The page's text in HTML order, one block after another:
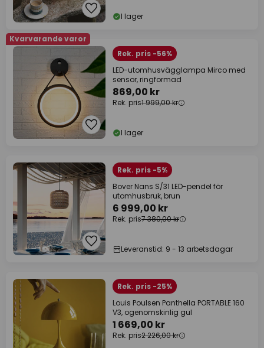
I lager
Kvarvarande varor
Rek. pris -56%
LED-utomhusvägglampa Mirco med
sensor, ringformad
869,00 kr
Rek. pris1 999,00 kr
I lager
Rek. pris -5%
Bover Nans S/31 LED-pendel för
utomhusbruk, brun
6 999,00 kr
Rek. pris7 380,00 kr
Leveranstid: 9 - 13 arbetsdagar
Rek. pris -25%
Louis Poulsen Panthella PORTABLE 160
V3, ogenomskinlig gul
1 669,00 kr
Rek. pris2 226,00 kr